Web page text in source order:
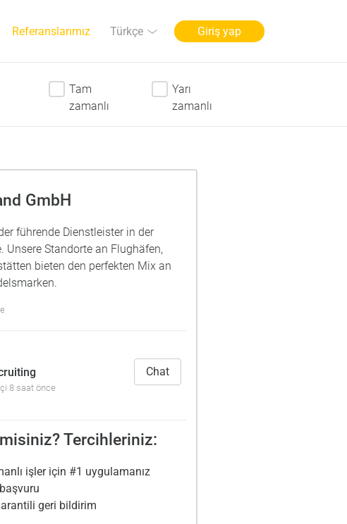
Referanslarımız Dil
Türkçe Giriş yap
Tam
zamanlı
Yarı
zamanlı
GmbH
führende Dienstleister in der
Unsere Standorte an Flughäfen,
bieten den perfekten Mix an
8 saat önce
Chat
Tercihleriniz:
işler için #1 uygulamanız
geri bildirim